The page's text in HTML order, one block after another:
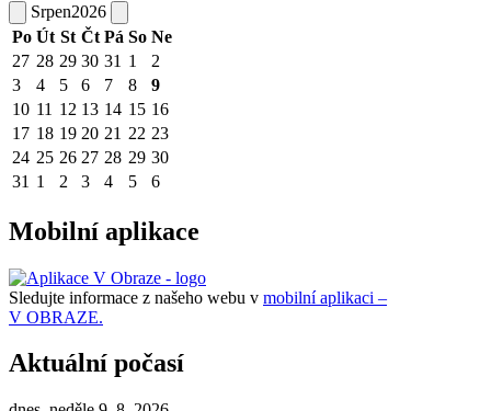
Srpen2026
Po Út St Čt Pá So Ne
27 28 29 30 31 1
2
3
4 5 6 7 8
9
10 11 12 13 14 15 16
17 18 19 20 21 22 23
24 25 26 27 28 29 30
31 1 2 3 4 5 6
Mobilní aplikace
Sledujte informace z našeho webu v mobilní aplikaci –
V OBRAZE.
Aktuální počasí